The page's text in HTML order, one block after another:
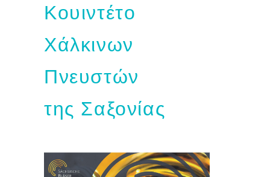
Κουιντέτο
Χάλκινων
Πνευστών
της Σαξονίας